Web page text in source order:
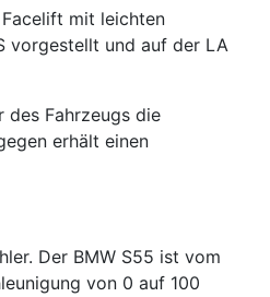
mit leichten
vorgestellt und auf der LA
des Fahrzeugs die
erhält einen
Der BMW S55 ist vom
von 0 auf 100